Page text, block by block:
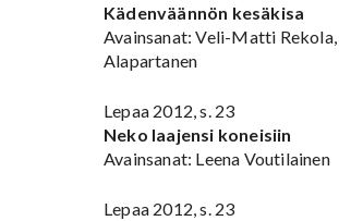
Kädenväännön kesäkisa
Avainsanat: Veli-Matti
Alapartanen
Lepaa 2012, s. 23
Neko laajensi koneisiin
Avainsanat: Leena Voutilainen
Lepaa 2012, s. 23